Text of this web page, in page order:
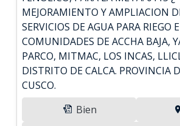
MEJORAMIENTO Y AMPLIACION
SERVICIOS DE AGUA PARA RIEGO
COMUNIDADES DE ACCHA BAJA,
PARCO, MITMAC, LOS INCAS,
DISTRITO DE CALCA. PROVINCIA
CUSCO.
Bien